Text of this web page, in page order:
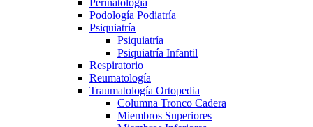
Perinatología
Podología Podiatría
Psiquiatría
Psiquiatría
Psiquiatría Infantil
Respiratorio
Reumatología
Traumatología Ortopedia
Columna Tronco Cadera
Miembros Superiores